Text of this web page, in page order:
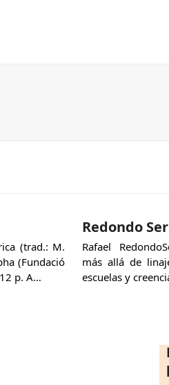
(trad.: M.
(Fundació
p. A…
Redondo
Rafael
más allá de
escuelas y